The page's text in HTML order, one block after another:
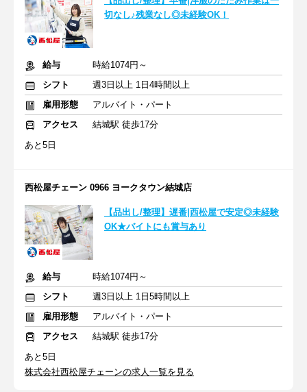
切なし♪残業なし◎未経験OK！
給与
時給1074円～
シフト
週3日以上 1日4時間以上
雇用形態
アルバイト・パート
アクセス
結城駅 徒歩17分
あと5日
西松屋チェーン 0966 ヨークタウン結城店
【品出し/整理】遅番|西松屋で安定◎未経験
OK★バイトにも賞与あり
給与
時給1074円～
シフト
週3日以上 1日5時間以上
雇用形態
アルバイト・パート
アクセス
結城駅 徒歩17分
あと5日
株式会社西松屋チェーンの求人一覧を見る